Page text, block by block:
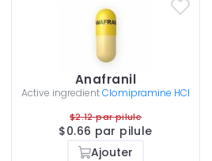
Anafranil
Active ingredientClomipramine HCI
$2.12 par pilule
$0.66 par pilule
Ajouter